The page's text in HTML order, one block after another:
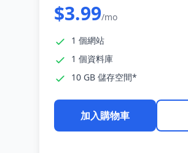
$3.99/mo
1 個網站
1 個資料庫
10 GB 儲存空間*
加入購物車